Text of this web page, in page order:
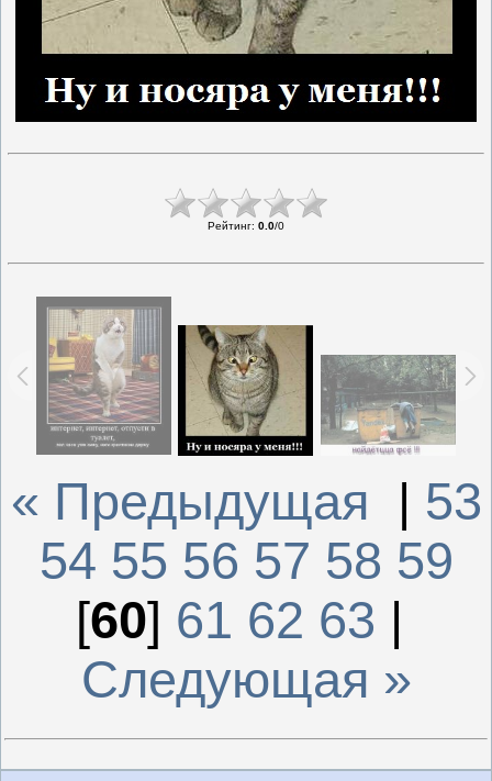
Рейтинг: 0.0/0
« Предыдущая | 53
54 55 56 57 58 59
[60] 61 62 63 |
Следующая »